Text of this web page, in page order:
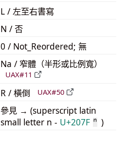
L / 左至右書寫
N / 否
0 / Not_Reordered; 無
Na / 窄體（半形或比例寬）
UAX#11
R / 橫倒 UAX#50
參見 → (superscript latin
small letter n - U+207F ⁿ )